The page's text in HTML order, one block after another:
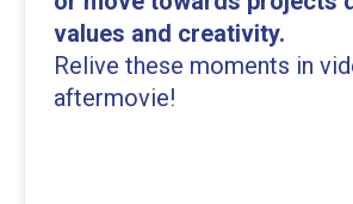
values and creativity.
Relive these moments in
aftermovie!